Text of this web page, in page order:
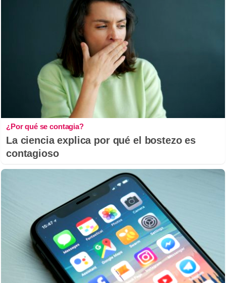
¿Por qué se contagia?
La ciencia explica por qué el bostezo es
contagioso